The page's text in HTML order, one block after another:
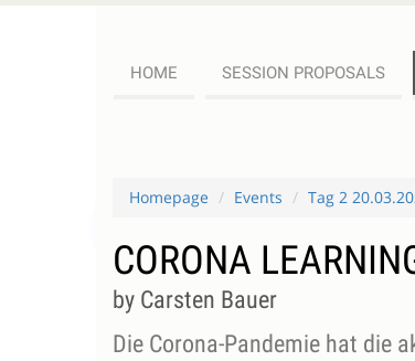
HOME SESSION PROPOSALS
Homepage Events Tag 2
CORONA
by Carsten Bauer
Die Corona-Pandemie hat die